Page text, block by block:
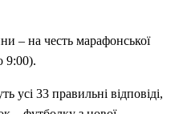
– на честь марафонської
9:00).
усі 33 правильні відповіді,